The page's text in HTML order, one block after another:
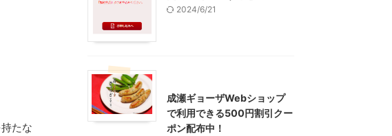
たな
2024/6/21
成瀬ギョーザWebショップ
で利用できる500円割引クー
ポン配布中！